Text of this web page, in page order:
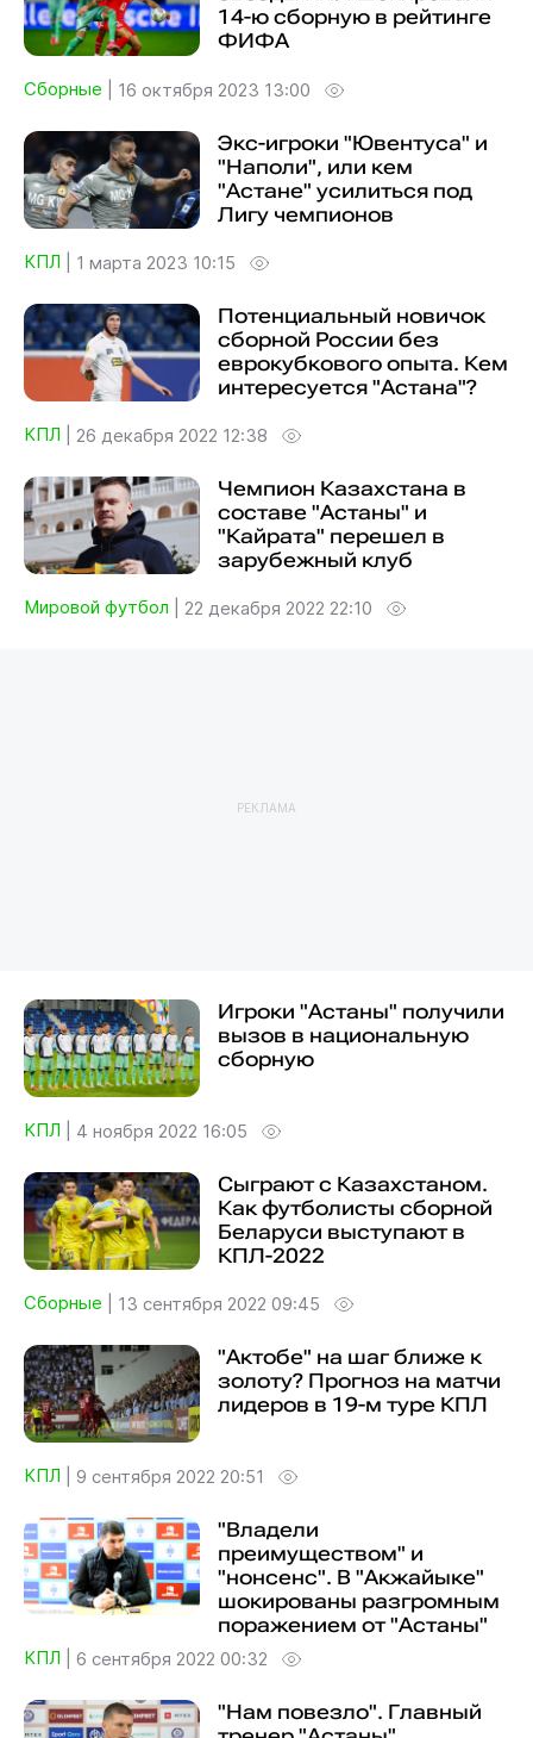
14-ю сборную в рейтинге
ФИФА
Сборные 16 октября 2023 13:00
Экс-игроки "Ювентуса" и
"Наполи", или кем
"Астане" усилиться под
Лигу чемпионов
КПЛ 1 марта 2023 10:15
Потенциальный новичок
сборной России без
еврокубкового опыта. Кем
интересуется "Астана"?
КПЛ 26 декабря 2022 12:38
Чемпион Казахстана в
составе "Астаны" и
"Кайрата" перешел в
зарубежный клуб
Мировой футбол 22 декабря 2022 22:10
РЕКЛАМА
Игроки "Астаны" получили
вызов в национальную
сборную
КПЛ 4 ноября 2022 16:05
Сыграют с Казахстаном.
Как футболисты сборной
Беларуси выступают в
КПЛ-2022
Сборные 13 сентября 2022 09:45
"Актобе" на шаг ближе к
золоту? Прогноз на матчи
лидеров в 19-м туре КПЛ
КПЛ 9 сентября 2022 20:51
"Владели
преимуществом" и
"нонсенс". В "Акжайыке"
шокированы разгромным
поражением от "Астаны"
КПЛ 6 сентября 2022 00:32
"Нам повезло". Главный